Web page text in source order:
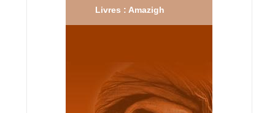
Livres : Amazigh